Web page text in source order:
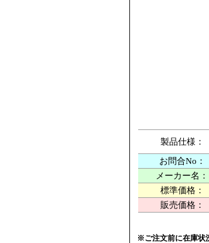
製品仕様：
お問合No：
メーカー名：
標準価格：
販売価格：
※ご注文前に在庫状